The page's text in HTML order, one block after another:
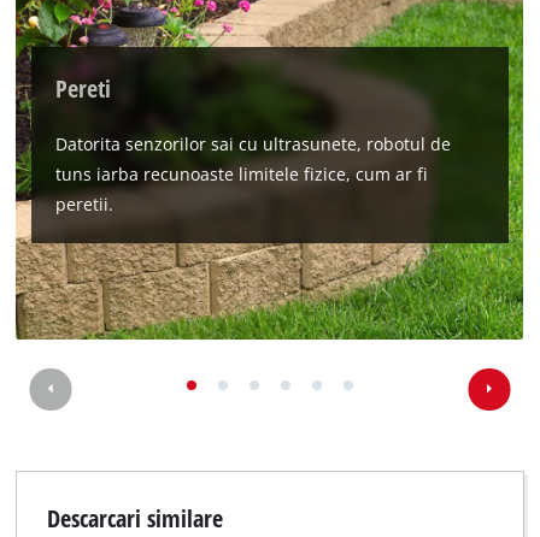
This content is not permitted to load due
to trackers that are not disclosed to the
visitor. The website owner needs to setup
the site with their CMP to add this content
Powered by
Usercentrics Consent
Pereti
Datorita senzorilor sai cu ultrasunete, robotul de
tuns iarba recunoaste limitele fizice, cum ar fi
peretii.
Descarcari similare